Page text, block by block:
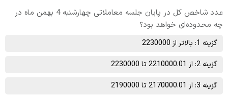
عدد شاخص کل در پایان جلسه معاملاتی چهارشنبه 4 بهمن ماه در
چه محدوده‌ای خواهد بود؟
گزینه 1: بالاتر از 2230000
گزینه 2: از 2210000.01 تا 2230000
گزینه 3: از 2170000.01 تا 2190000